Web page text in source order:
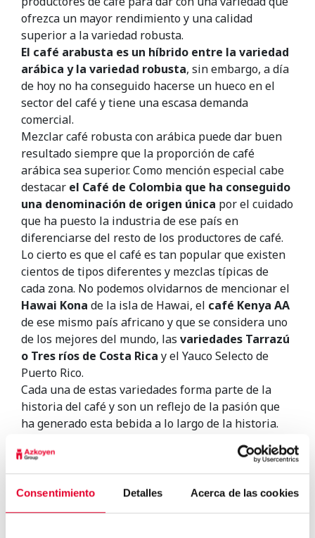
Consentimiento Detalles Acerca de las cookies
ofrezca un mayor rendimiento y una calidad
superior a la variedad robusta.
El café arabusta es un híbrido entre la variedad
arábica y la variedad robusta, sin embargo, a día
de hoy no ha conseguido hacerse un hueco en el
sector del café y tiene una escasa demanda
comercial.
Mezclar café robusta con arábica puede dar buen
resultado siempre que la proporción de café
arábica sea superior. Como mención especial cabe
destacar el Café de Colombia que ha conseguido
una denominación de origen única por el cuidado
que ha puesto la industria de ese país en
diferenciarse del resto de los productores de café.
Lo cierto es que el café es tan popular que existen
cientos de tipos diferentes y mezclas típicas de
cada zona. No podemos olvidarnos de mencionar el
Hawai Kona de la isla de Hawai, el café Kenya AA
de ese mismo país africano y que se considera uno
de los mejores del mundo, las variedades Tarrazú
o Tres ríos de Costa Rica y el Yauco Selecto de
Puerto Rico.
Cada una de estas variedades forma parte de la
historia del café y son un reflejo de la pasión que
ha generado esta bebida a lo largo de la historia.
ha sentado unas bases que hacen intuir que su
dominio será muy largo en el tiempo.